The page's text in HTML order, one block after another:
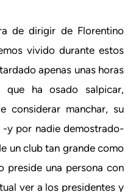
de dirigir de Florentino
vivido durante estos
apenas unas horas
que ha osado salpicar,
considerar manchar, su
y por nadie demostrado-
un club tan grande como
preside una persona con
ver a los presidentes y